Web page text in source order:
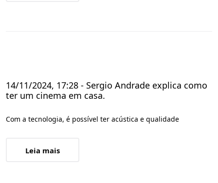
14/11/2024, 17:28 - Sergio Andrade explica como
ter um cinema em casa.
Com a tecnologia, é possível ter acústica e qualidade
Leia mais